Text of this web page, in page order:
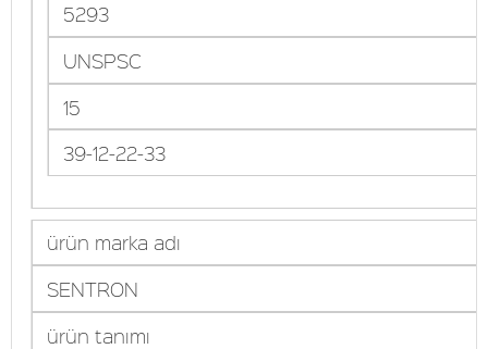
5293
UNSPSC
15
39-12-22-33
ürün marka adı
SENTRON
ürün tanımı